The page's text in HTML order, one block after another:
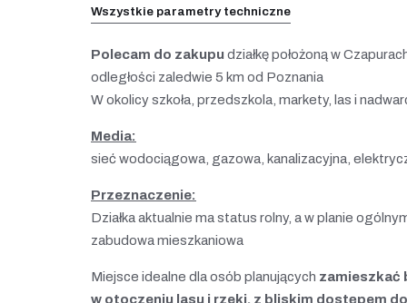
Wszystkie parametry techniczne
Polecam do zakupu działkę położoną w
odległości zaledwie 5 km od Poznania
W okolicy szkoła, przedszkola, markety, las i
Media:
sieć wodociągowa, gazowa, kanalizacyjna,
Przeznaczenie:
Działka aktualnie ma status rolny, a w planie
zabudowa mieszkaniowa
Miejsce idealne dla osób planujących zamieszkać
w otoczeniu lasu i rzeki, z bliskim dostępem